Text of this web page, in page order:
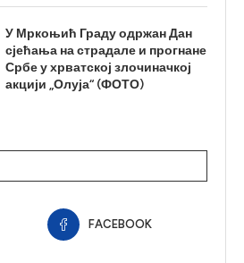
У Мркоњић Граду одржан Дан
сјећања на страдале и прогнане
Србе у хрватској злочиначкој
акцији „Олуја“ (ФОТО)
FACEBOOK